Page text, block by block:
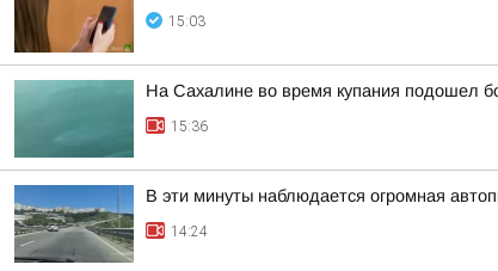
15:03
На Сахалине во время купания подошел
15:36
В эти минуты наблюдается огромная
14:24